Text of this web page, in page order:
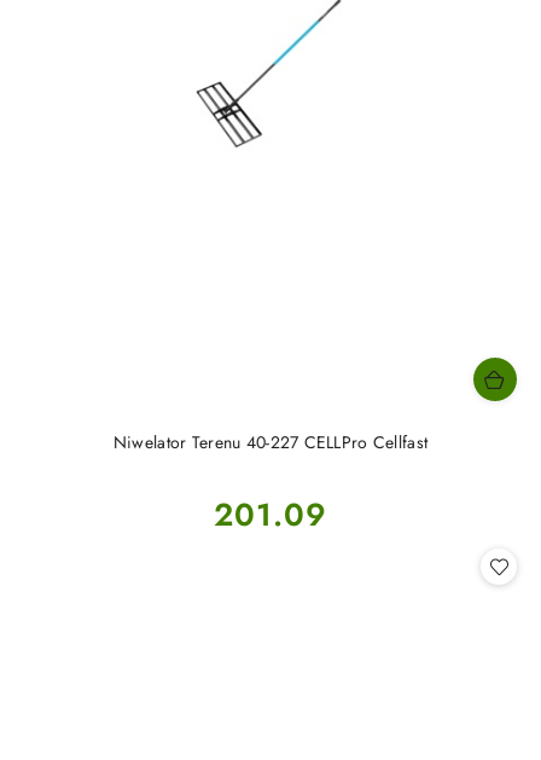
Niwelator Terenu 40-227 CELLPro Cellfast
Cena:
201.09